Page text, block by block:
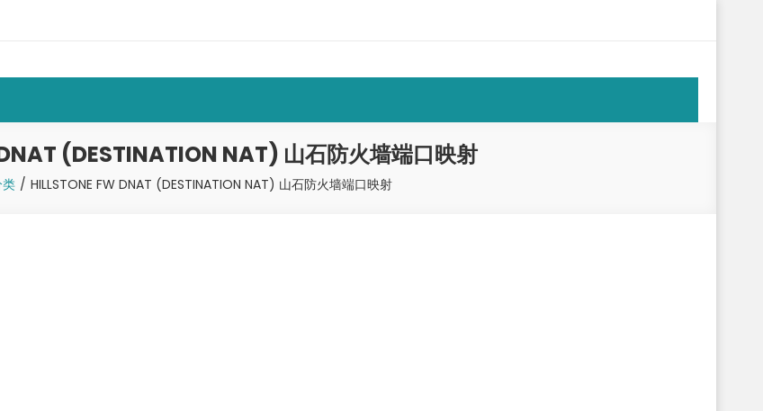
(DESTINATION NAT) 山石防火墙端口映射
HILLSTONE FW DNAT (DESTINATION NAT) 山石防火墙端口映射